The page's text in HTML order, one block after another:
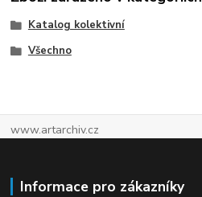
Katalog kolektivní
Všechno
www.artarchiv.cz
Informace pro zákazníky